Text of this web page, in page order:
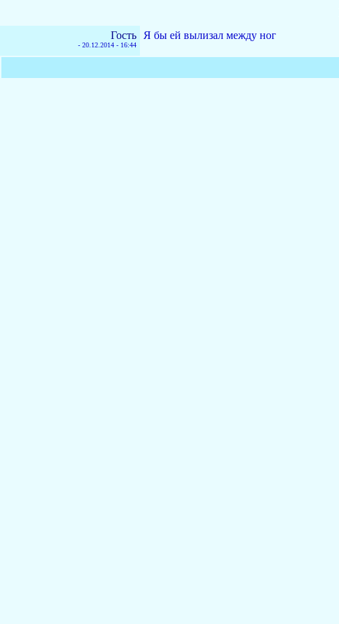
Гость
- 20.12.2014 - 16:44
Я бы ей вылизал между ног